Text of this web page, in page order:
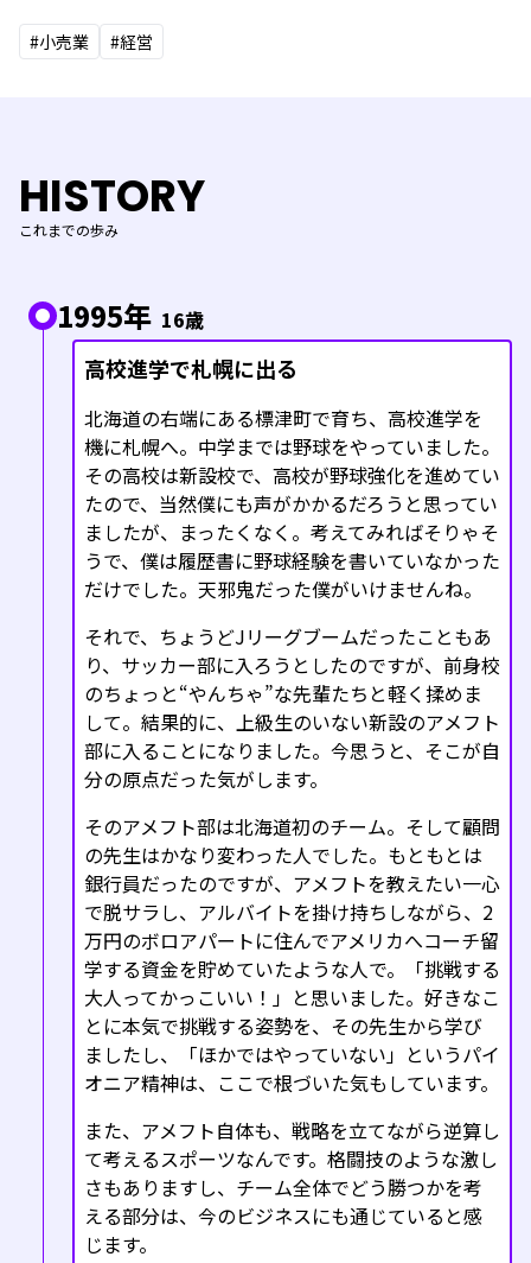
#小売業 #経営
HISTORY
これまでの歩み
1995年 16歳
高校進学で札幌に出る
北海道の右端にある標津町で育ち、高校進学を
機に札幌へ。中学までは野球をやっていました。
その高校は新設校で、高校が野球強化を進めてい
たので、当然僕にも声がかかるだろうと思ってい
ましたが、まったくなく。考えてみればそりゃそ
うで、僕は履歴書に野球経験を書いていなかった
だけでした。天邪鬼だった僕がいけませんね。
それで、ちょうどJリーグブームだったこともあ
り、サッカー部に入ろうとしたのですが、前身校
のちょっと“やんちゃ”な先輩たちと軽く揉めま
して。結果的に、上級生のいない新設のアメフト
部に入ることになりました。今思うと、そこが自
分の原点だった気がします。
そのアメフト部は北海道初のチーム。そして顧問
の先生はかなり変わった人でした。もともとは
銀行員だったのですが、アメフトを教えたい一心
で脱サラし、アルバイトを掛け持ちしながら、2
万円のボロアパートに住んでアメリカへコーチ留
学する資金を貯めていたような人で。「挑戦する
大人ってかっこいい！」と思いました。好きなこ
とに本気で挑戦する姿勢を、その先生から学び
ましたし、「ほかではやっていない」というパイ
オニア精神は、ここで根づいた気もしています。
また、アメフト自体も、戦略を立てながら逆算し
て考えるスポーツなんです。格闘技のような激し
さもありますし、チーム全体でどう勝つかを考
える部分は、今のビジネスにも通じていると感
じます。